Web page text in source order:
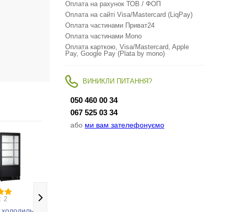
2
Оплата на рахунок ТОВ / ФОП
Оплата на сайті Visa/Mastercard (LiqPay)
Оплата частинами Приват24
Оплата частинами Mono
Оплата карткою, Visa/Mastercard, Apple
Pay, Google Pay (Plata by mono)
ВИНИКЛИ ПИТАННЯ?
050 460 00 34
067 525 03 34
або ми вам зателефонуємо